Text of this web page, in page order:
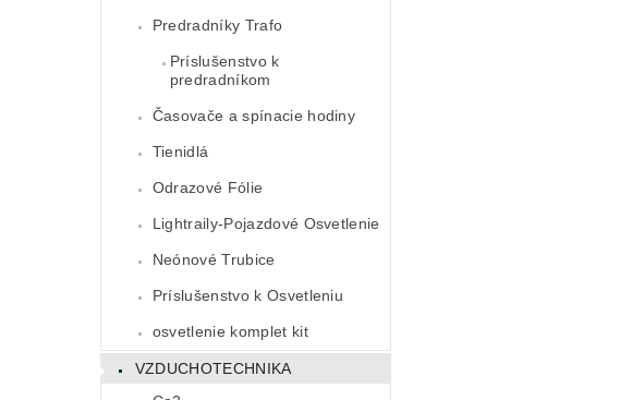
Predradníky Trafo
Príslušenstvo k
predradníkom
Časovače a spínacie hodiny
Tienidlá
Odrazové Fólie
Lightraily-Pojazdové Osvetlenie
Neónové Trubice
Príslušenstvo k Osvetleniu
osvetlenie komplet kit
VZDUCHOTECHNIKA